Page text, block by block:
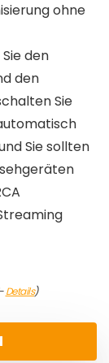
ohne
Sie den
den
Sie
Sie sollten
Details)